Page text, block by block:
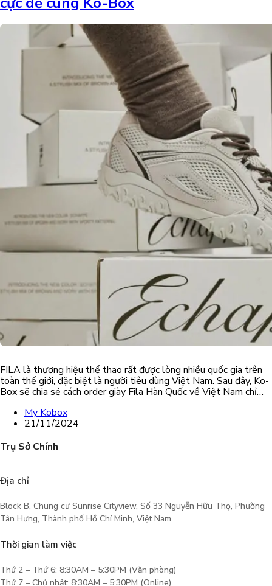
FILA là thương hiệu thể thao rất được lòng nhiều quốc gia trên
toàn thế giới, đặc biệt là người tiêu dùng Việt Nam. Sau đây, Ko-
Box sẽ chia sẻ cách order giày Fila Hàn Quốc về Việt Nam chỉ…
My Kobox
21/11/2024
Trụ Sở Chính
Địa chỉ
Block B, Chung cư Sunrise Cityview, Số 33 Nguyễn Hữu Thọ, Phường
Tân Hưng, Thành phố Hồ Chí Minh, Việt Nam
Thời gian làm việc
Thứ 2 – Thứ 6: 8:30AM – 5:30PM (Văn phòng)
Thứ 7 – Chủ nhật: 8:30AM – 5:30PM (Online)